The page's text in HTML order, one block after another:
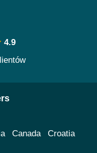
4.9
Canada Croatia